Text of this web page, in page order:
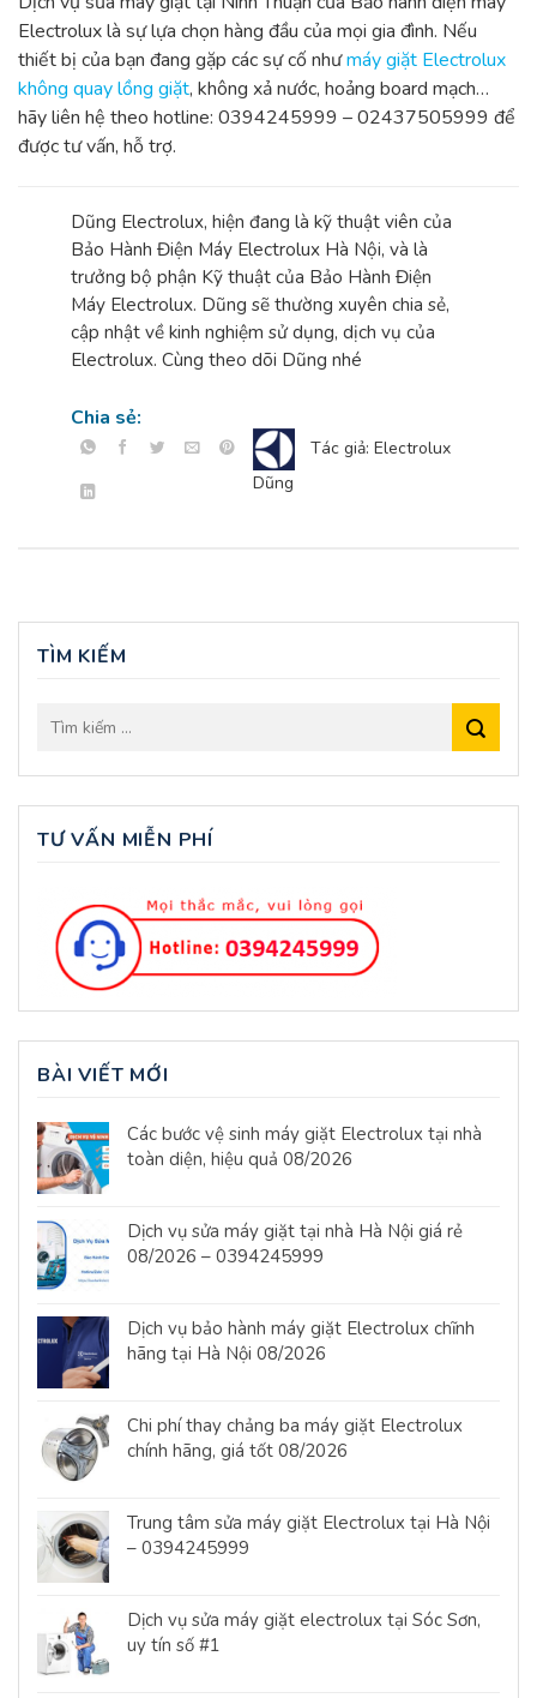
Electrolux là sự lựa chọn hàng đầu của mọi gia đình. Nếu
thiết bị của bạn đang gặp các sự cố nhưmáy giặt Electrolux
không quay lồng giặt, không xả nước, hoảng board mạch…
hãy liên hệ theo hotline: 0394245999 – 02437505999 để
được tư vấn, hỗ trợ.
Dũng Electrolux, hiện đang là kỹ thuật viên của
Bảo Hành Điện Máy Electrolux Hà Nội, và là
trưởng bộ phận Kỹ thuật của Bảo Hành Điện
Máy Electrolux. Dũng sẽ thường xuyên chia sẻ,
cập nhật về kinh nghiệm sử dụng, dịch vụ của
Electrolux. Cùng theo dõi Dũng nhé
Chia sẻ:
Tác giả: Electrolux
Dũng
TÌM KIẾM
TƯ VẤN MIỄN PHÍ
BÀI VIẾT MỚI
Các bước vệ sinh máy giặt Electrolux tại nhà
toàn diện, hiệu quả 08/2026
Dịch vụ sửa máy giặt tại nhà Hà Nội giá rẻ
08/2026 – 0394245999
Dịch vụ bảo hành máy giặt Electrolux chĩnh
hãng tại Hà Nội 08/2026
Chi phí thay chảng ba máy giặt Electrolux
chính hãng, giá tốt 08/2026
Trung tâm sửa máy giặt Electrolux tại Hà Nội
– 0394245999
Dịch vụ sửa máy giặt electrolux tại Sóc Sơn,
uy tín số #1